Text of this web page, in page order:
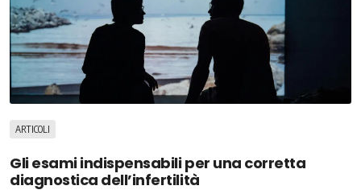
ARTICOLI
Gli esami indispensabili per una corretta
diagnostica dell’infertilità